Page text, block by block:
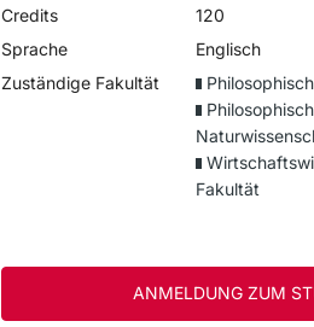
Credits
120
Sprache
Englisch
Zuständige Fakultät
Fakultät
ANMELDUNG ZUM